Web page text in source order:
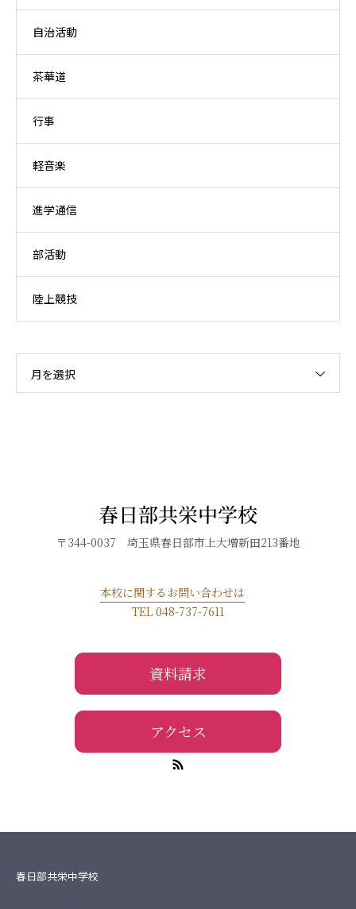
自治活動
茶華道
行事
軽音楽
進学通信
部活動
陸上競技
月を選択
春日部共栄中学校
〒344-0037 埼玉県春日部市上大増新田213番地
本校に関するお問い合わせは
TEL 048-737-7611
資料請求
アクセス
春日部共栄中学校